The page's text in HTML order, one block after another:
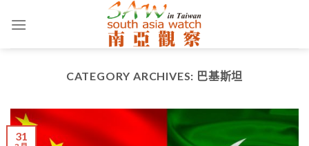
CATEGORY ARCHIVES: 巴基斯坦
31